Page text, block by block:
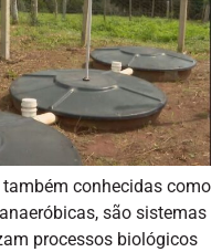
conhecidas como
são sistemas
processos biológicos